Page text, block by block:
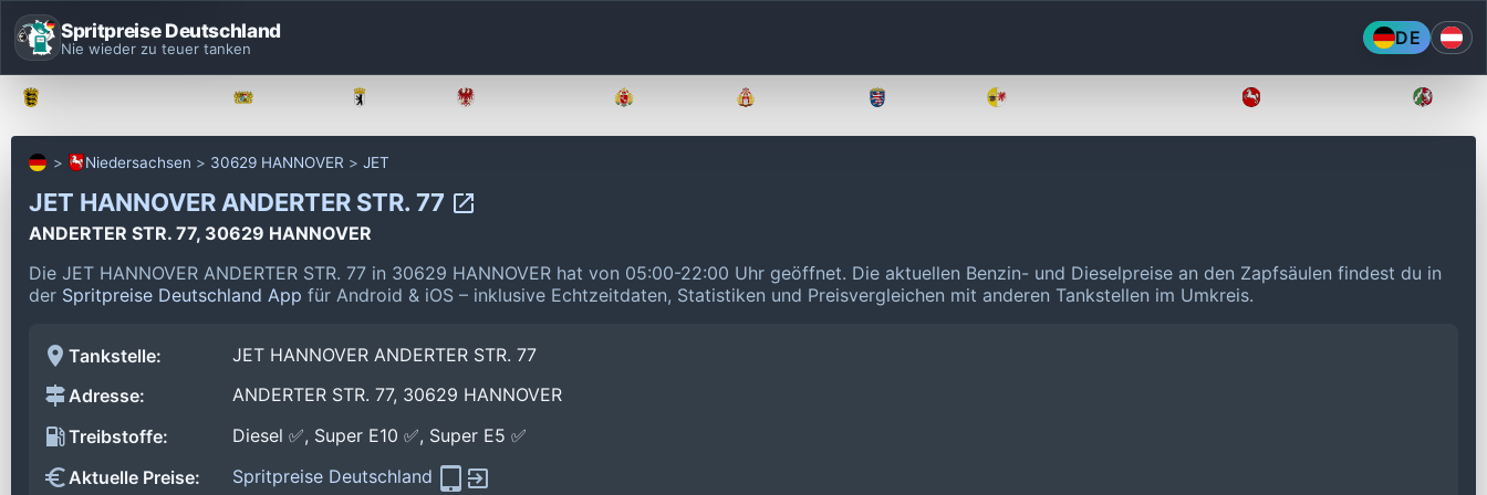
Spritpreise Deutschland
Nie wieder zu teuer tanken DE
Niedersachsen 30629 HANNOVER JET
JET HANNOVER ANDERTER STR. 77
ANDERTER STR. 77, 30629 HANNOVER
Die JET HANNOVER ANDERTER STR. 77 in 30629 HANNOVER hat von 05:00-22:00 Uhr geöffnet. Die aktuellen Benzin- und Dieselpreise an den Zapfsäulen findest du in
der Spritpreise Deutschland App für Android & iOS – inklusive Echtzeitdaten, Statistiken und Preisvergleichen mit anderen Tankstellen im Umkreis.
Tankstelle:
JET HANNOVER ANDERTER STR. 77
Adresse:
ANDERTER STR. 77, 30629 HANNOVER
Treibstoffe:
Diesel ✅, Super E10 ✅, Super E5 ✅
Aktuelle Preise:
Spritpreise Deutschland